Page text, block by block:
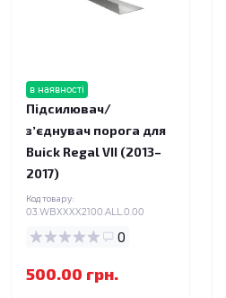
в наявності
Підсилювач/
зʼєднувач порога для
Buick Regal VII (2013–
2017)
Код товару:
03.WBXXXX2100.ALL.0.00
0
500.00 грн.